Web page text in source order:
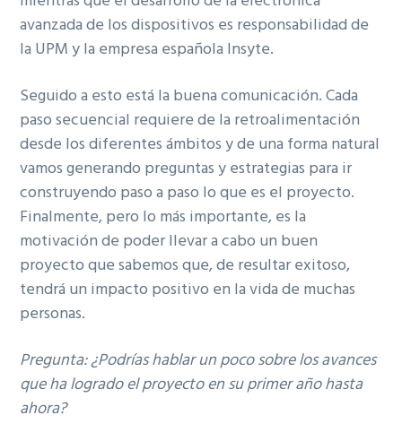
avanzada de los dispositivos es responsabilidad de
la UPM y la empresa española Insyte.
Seguido a esto está la buena comunicación. Cada
paso secuencial requiere de la retroalimentación
desde los diferentes ámbitos y de una forma natural
vamos generando preguntas y estrategias para ir
construyendo paso a paso lo que es el proyecto.
Finalmente, pero lo más importante, es la
motivación de poder llevar a cabo un buen
proyecto que sabemos que, de resultar exitoso,
tendrá un impacto positivo en la vida de muchas
personas.
Pregunta: ¿Podrías hablar un poco sobre los avances
que ha logrado el proyecto en su primer año hasta
ahora?